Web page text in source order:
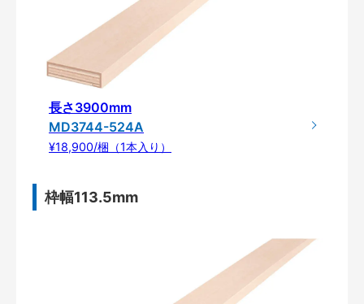
長さ3900mm
MD3744-524A
¥18,900/梱（1本入り）
枠幅113.5mm